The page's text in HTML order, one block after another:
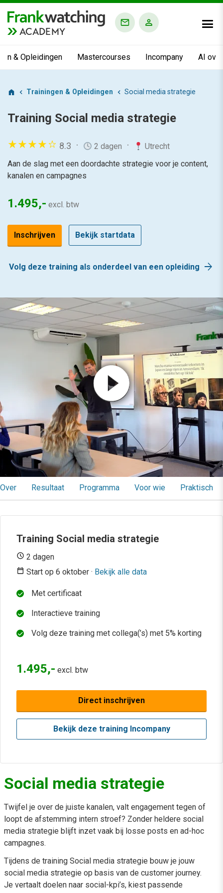
ACADEMY
& Opleidingen Mastercourses Incompany AI
Trainingen & Opleidingen Social media strategie
Training Social media strategie
8.3 2 dagen
Utrecht
Aan de slag met een doordachte strategie voor je content,
kanalen en campagnes
1.495,- excl. btw
Inschrijven Bekijk startdata
Volg deze training als onderdeel van een opleiding arrow_forward
Over Resultaat Programma Voor wie Praktisch
Social media strategie
Twijfel je over de juiste kanalen, valt engagement tegen of
loopt de afstemming intern stroef? Zonder heldere social
media strategie blijft inzet vaak bij losse posts en ad-hoc
campagnes.
Tijdens de training Social media strategie bouw je jouw
social media strategie op basis van de customer journey.
Je vertaalt doelen naar social-kpi’s, kiest passende
Training Social media strategie
2 dagen
Start op 6 oktober · Bekijk alle data
Direct inschrijven
Bekijk deze training Incompany
1.495,- excl. btw
Met certificaat
Interactieve training
Volg deze training met collega(’s) met 5% korting